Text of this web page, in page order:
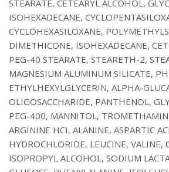
STEARATE, CETEARYL ALCOHOL,
ISOHEXADECANE,
CYCLOHEXASILOXANE,
DIMETHICONE, ISOHEXADECANE,
PEG-40 STEARATE, STEARETH-2,
MAGNESIUM ALUMINUM SILICATE,
ETHYLHEXYLGLYCERIN, ALPHA-
OLIGOSACCHARIDE, PANTHENOL,
PEG-400, MANNITOL,
ARGININE HCI, ALANINE, ASPARTIC
HYDROCHLORIDE, LEUCINE, VALINE,
ISOPROPYL ALCOHOL, SODIUM